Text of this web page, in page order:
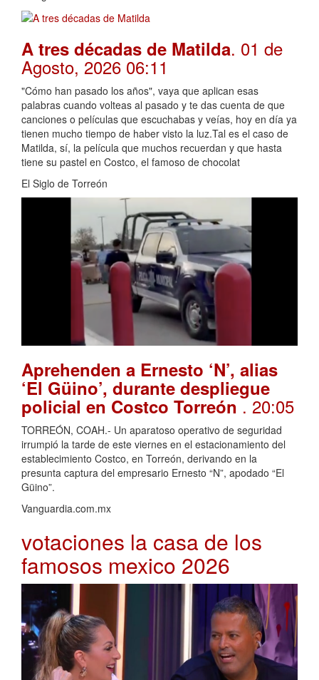
A tres décadas de Matilda. 01 de
Agosto, 2026 06:11
"Cómo han pasado los años", vaya que aplican esas
palabras cuando volteas al pasado y te das cuenta de que
canciones o películas que escuchabas y veías, hoy en día ya
tienen mucho tiempo de haber visto la luz.Tal es el caso de
Matilda, sí, la película que muchos recuerdan y que hasta
tiene su pastel en Costco, el famoso de chocolat
El Siglo de Torreón
Aprehenden a Ernesto ‘N’, alias
‘El Güino’, durante despliegue
policial en Costco Torreón. 20:05
TORREÓN, COAH.- Un aparatoso operativo de seguridad
irrumpió la tarde de este viernes en el estacionamiento del
establecimiento Costco, en Torreón, derivando en la
presunta captura del empresario Ernesto “N”, apodado “El
Güino”.
Vanguardia.com.mx
votaciones la casa de los
famosos mexico 2026